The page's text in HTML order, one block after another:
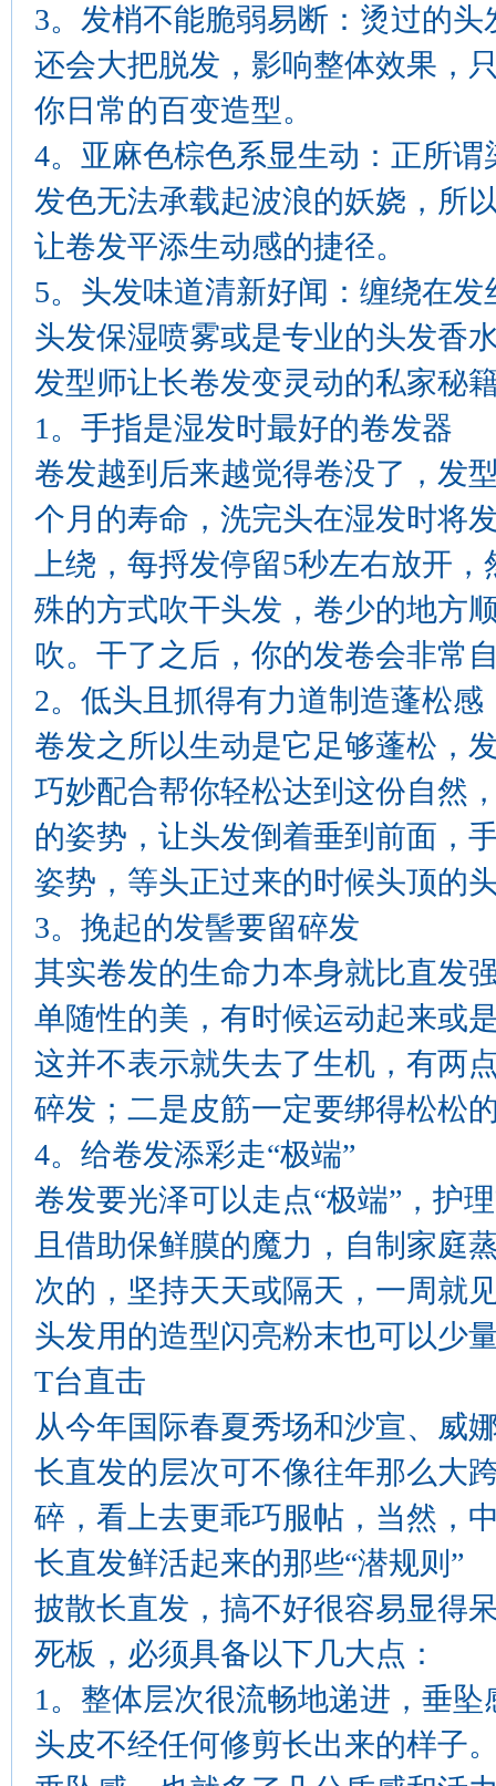
3。发梢不能脆弱易断：烫过的
还会大把脱发，影响整体效果，
你日常的百变造型。
4。亚麻色棕色系显生动：正所
发色无法承载起波浪的妖娆，所
让卷发平添生动感的捷径。
5。头发味道清新好闻：缠绕在
头发保湿喷雾或是专业的头发香
发型师让长卷发变灵动的私家秘
1。手指是湿发时最好的卷发器
卷发越到后来越觉得卷没了，发
个月的寿命，洗完头在湿发时将
上绕，每捋发停留5秒左右放开
殊的方式吹干头发，卷少的地方
吹。干了之后，你的发卷会非常
2。低头且抓得有力道制造蓬松感
卷发之所以生动是它足够蓬松，
巧妙配合帮你轻松达到这份自然
的姿势，让头发倒着垂到前面，
姿势，等头正过来的时候头顶的
3。挽起的发髻要留碎发
其实卷发的生命力本身就比直发
单随性的美，有时候运动起来或
这并不表示就失去了生机，有两
碎发；二是皮筋一定要绑得松松
4。给卷发添彩走“极端”
卷发要光泽可以走点“极端”，护
且借助保鲜膜的魔力，自制家庭
次的，坚持天天或隔天，一周就
头发用的造型闪亮粉末也可以少
T台直击
从今年国际春夏秀场和沙宣、威
长直发的层次可不像往年那么大
碎，看上去更乖巧服帖，当然，
长直发鲜活起来的那些“潜规则”
披散长直发，搞不好很容易显得
死板，必须具备以下几大点：
1。整体层次很流畅地递进，垂
头皮不经任何修剪长出来的样子